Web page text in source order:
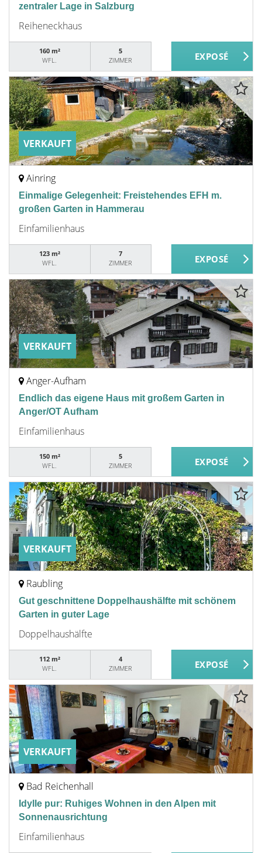
zentraler Lage in Salzburg
Reiheneckhaus
160 m²
WFL.
5
ZIMMER
VERKAUFT
Ainring
Einmalige Gelegenheit: Freistehendes EFH m.
großen Garten in Hammerau
Einfamilienhaus
123 m²
WFL.
7
ZIMMER
VERKAUFT
Anger-Aufham
Endlich das eigene Haus mit großem Garten in
Anger/OT Aufham
Einfamilienhaus
150 m²
WFL.
5
ZIMMER
VERKAUFT
Raubling
Gut geschnittene Doppelhaushälfte mit schönem
Garten in guter Lage
Doppelhaushälfte
112 m²
WFL.
4
ZIMMER
VERKAUFT
Bad Reichenhall
Idylle pur: Ruhiges Wohnen in den Alpen mit
Sonnenausrichtung
Einfamilienhaus